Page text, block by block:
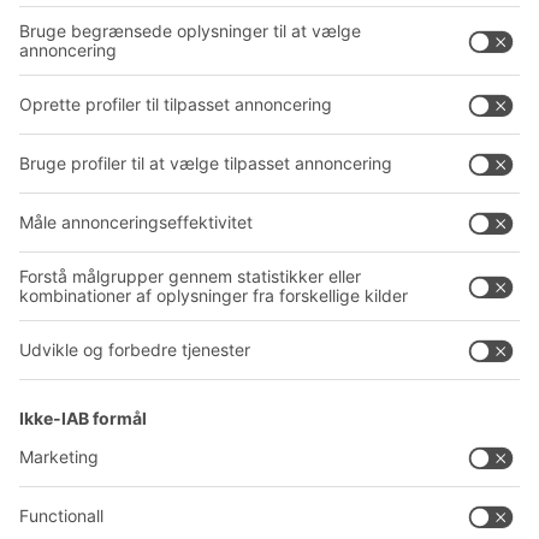
Kassesystemer
Reolsystemer
Service
PROJECT GUIDE
Virksomhed
Vores globale netværk
Produktionssteder
Follow us
BIT O
F
YOUR LIFE.